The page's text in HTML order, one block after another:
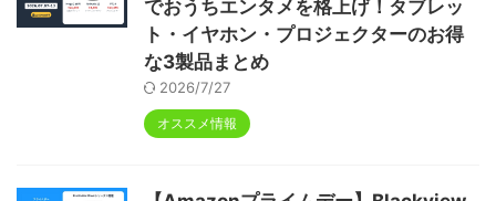
でおうちエンタメを格上げ！タブレッ
ト・イヤホン・プロジェクターのお得
な3製品まとめ
2026/7/27
オススメ情報